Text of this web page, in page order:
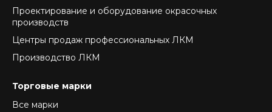
Проектирование и оборудование окрасочных
производств
Центры продаж профессиональных ЛКМ
Производство ЛКМ
Торговые марки
Все марки